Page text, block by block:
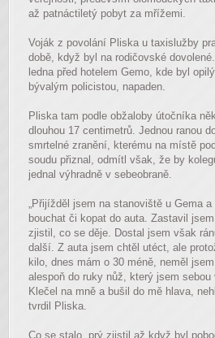
až patnáctiletý pobyt za mřížemi.
Voják z povolání Pliska u taxislužby
době, když byl na rodičovské
ledna před hotelem Gemo, kde byl
bývalým policistou, napaden.
Pliska tam podle obžaloby útočníka
dlouhou 17 centimetrů. Jednou ranou
smrtelné zranění, kterému na místě
soudu přiznal, odmítl však, že by
jednal výhradně v sebeobraně.
„Přijížděl jsem na stanoviště u Gema
bouchat či kopat do auta. Zastavil
zjistil, co se děje. Dostal jsem však
další. Z auta jsem chtěl utéct, ale
kilo, dnes mám o 30 méně, neměl
alespoň do ruky nůž, který jsem sebou
Klečel na mně a bušil do mě hlava,
tvrdil Pliska.
Co se stalo, prý zjistil až když byl